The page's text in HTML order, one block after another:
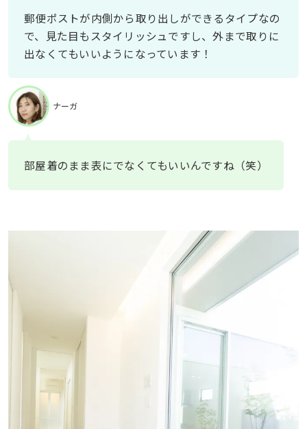
郵便ポストが内側から取り出しができるタイプなの
で、見た目もスタイリッシュですし、外まで取りに
出なくてもいいようになっています！
ナーガ
部屋着のまま表にでなくてもいいんですね（笑）